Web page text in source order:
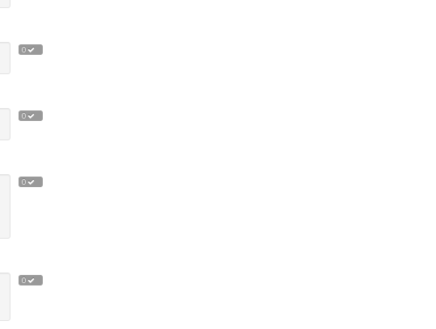
0
0
0
0